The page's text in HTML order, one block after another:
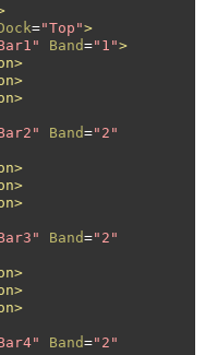
="Top">
Band="1">
Band="2"
Band="2"
Band="2"